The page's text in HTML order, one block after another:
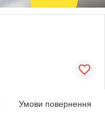
Умови повернення